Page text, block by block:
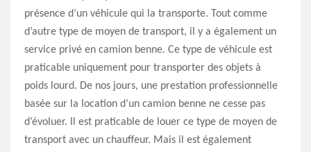
présence d’un véhicule qui la transporte. Tout comme
d’autre type de moyen de transport, il y a également un
service privé en camion benne. Ce type de véhicule est
praticable uniquement pour transporter des objets à
poids lourd. De nos jours, une prestation professionnelle
basée sur la location d’un camion benne ne cesse pas
d’évoluer. Il est praticable de louer ce type de moyen de
transport avec un chauffeur. Mais il est également